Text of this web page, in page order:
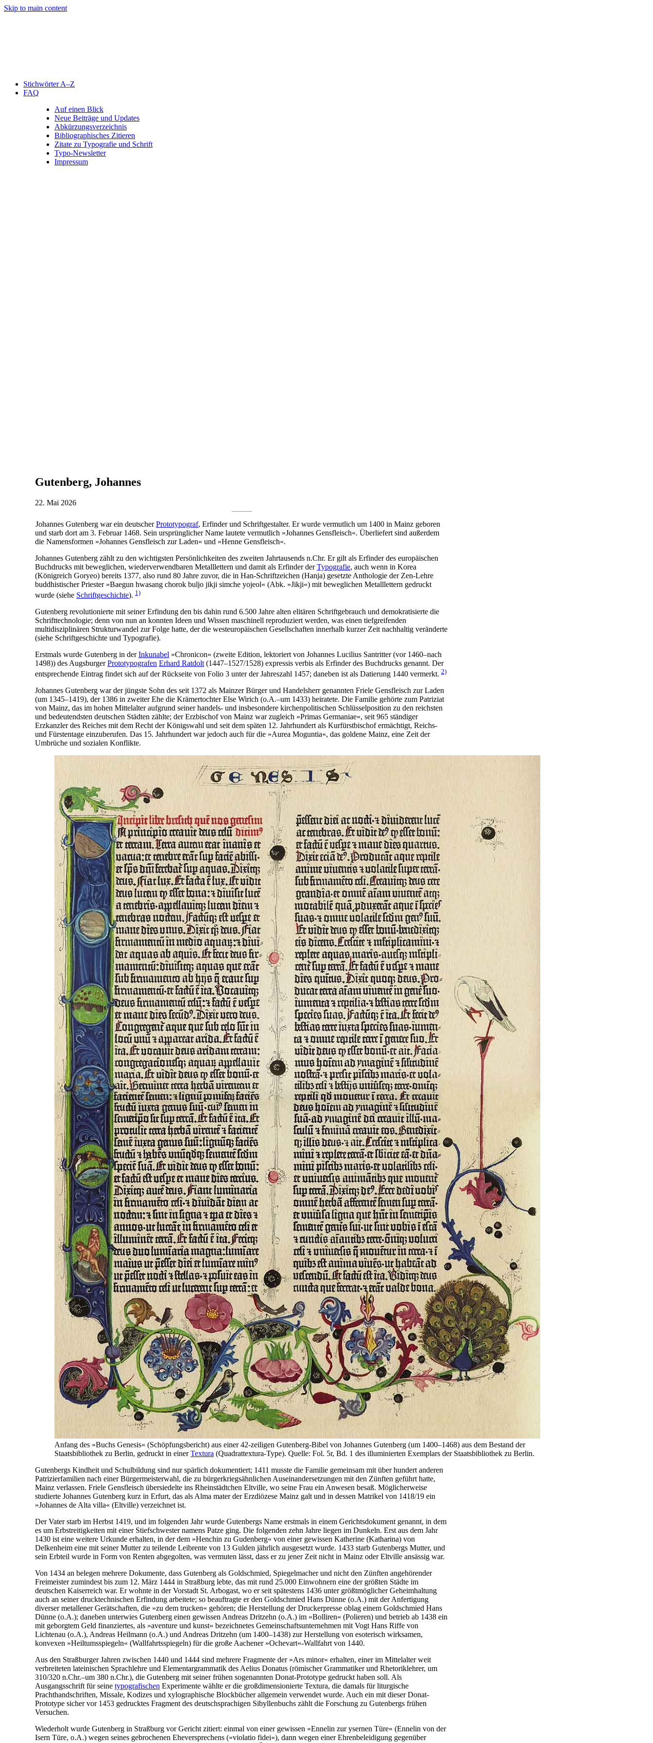
Skip to main content
Stichwörter A–Z
FAQ
Auf einen Blick
Neue Beiträge und Updates
Abkürzungsverzeichnis
Bibliographisches Zitieren
Zitate zu Typografie und Schrift
Typo-Newsletter
Impressum
Gutenberg, Johannes
22. Mai 2026
Johannes Gutenberg war ein deutscherPrototypograf, Erfinder und Schriftgestalter. Er wurde vermutlich um 1400 in Mainz geboren
und starb dort am 3. Februar 1468. Sein ursprünglicher Name lautete vermutlich »Johannes Gensfleisch«. Überliefert sind außerdem
die Namensformen »Johannes Gensfleisch zur Laden« und »Henne Gensfleisch«.
Johannes Gutenberg zählt zu den wichtigsten Persönlichkeiten des zweiten Jahrtausends n.Chr. Er gilt als Erfinder des europäischen
Buchdrucks mit beweglichen, wiederverwendbaren Metalllettern und damit als Erfinder derTypografie, auch wenn in Korea
(Königreich Goryeo) bereits 1377, also rund 80 Jahre zuvor, die in Han-Schriftzeichen (Hanja) gesetzte Anthologie der Zen-Lehre
buddhistischer Priester »Baegun hwasang chorok buljo jikji simche yojeol« (Abk. »Jikji«) mit beweglichen Metalllettern gedruckt
wurde (siehe Schriftgeschichte). 1)
Gutenberg revolutionierte mit seiner Erfindung den bis dahin rund 6.500 Jahre alten elitären Schriftgebrauch und demokratisierte die
Schrifttechnologie; denn von nun an konnten Ideen und Wissen maschinell reproduziert werden, was einen tiefgreifenden
multidisziplinären Strukturwandel zur Folge hatte, der die westeuropäischen Gesellschaften innerhalb kurzer Zeit nachhaltig veränderte
(siehe Schriftgeschichte und Typografie).
Erstmals wurde Gutenberg in derInkunabel »Chronicon« (zweite Edition, lektoriert von Johannes Lucilius Santritter (vor 1460–nach
1498)) des AugsburgerPrototypografen Erhard Ratdolt (1447–1527/1528) expressis verbis als Erfinder des Buchdrucks genannt. Der
entsprechende Eintrag findet sich auf der Rückseite von Folio 3 unter der Jahreszahl 1457; daneben ist als Datierung 1440 vermerkt. 2)
Johannes Gutenberg war der jüngste Sohn des seit 1372 als Mainzer Bürger und Handelsherr genannten Friele Gensfleisch zur Laden
(um 1345–1419), der 1386 in zweiter Ehe die Krämertochter Else Wirich (o.A.–um 1433) heiratete. Die Familie gehörte zum Patriziat
von Mainz, das im hohen Mittelalter aufgrund seiner handels- und insbesondere kirchenpolitischen Schlüsselposition zu den reichsten
und bedeutendsten deutschen Städten zählte; der Erzbischof von Mainz war zugleich »Primas Germaniae«, seit 965 ständiger
Erzkanzler des Reiches mit dem Recht der Königswahl und seit dem späten 12. Jahrhundert als Kurfürstbischof ermächtigt, Reichs-
und Fürstentage einzuberufen. Das 15. Jahrhundert war jedoch auch für die »Aurea Moguntia«, das goldene Mainz, eine Zeit der
Umbrüche und sozialen Konflikte.
Anfang des »Buchs Genesis« (Schöpfungsbericht) aus einer 42-zeiligen Gutenberg-Bibel von Johannes Gutenberg (um 1400–1468) aus dem Bestand der
Staatsbibliothek zu Berlin, gedruckt in einerTextura (Quadrattextura-Type). Quelle: Fol. 5r, Bd. 1 des illuminierten Exemplars der Staatsbibliothek zu Berlin.
Gutenbergs Kindheit und Schulbildung sind nur spärlich dokumentiert; 1411 musste die Familie gemeinsam mit über hundert anderen
Patrizierfamilien nach einer Bürgermeisterwahl, die zu bürgerkriegsähnlichen Auseinandersetzungen mit den Zünften geführt hatte,
Mainz verlassen. Friele Gensfleisch übersiedelte ins Rheinstädtchen Eltville, wo seine Frau ein Anwesen besaß. Möglicherweise
studierte Johannes Gutenberg kurz in Erfurt, das als Alma mater der Erzdiözese Mainz galt und in dessen Matrikel von 1418/19 ein
»Johannes de Alta villa« (Eltville) verzeichnet ist.
Der Vater starb im Herbst 1419, und im folgenden Jahr wurde Gutenbergs Name erstmals in einem Gerichtsdokument genannt, in dem
es um Erbstreitigkeiten mit einer Stiefschwester namens Patze ging. Die folgenden zehn Jahre liegen im Dunkeln. Erst aus dem Jahr
1430 ist eine weitere Urkunde erhalten, in der dem »Henchin zu Gudenberg« von einer gewissen Katherine (Katharina) von
Delkenheim eine mit seiner Mutter zu teilende Leibrente von 13 Gulden jährlich ausgesetzt wurde. 1433 starb Gutenbergs Mutter, und
sein Erbteil wurde in Form von Renten abgegolten, was vermuten lässt, dass er zu jener Zeit nicht in Mainz oder Eltville ansässig war.
Von 1434 an belegen mehrere Dokumente, dass Gutenberg als Goldschmied, Spiegelmacher und nicht den Zünften angehörender
Freimeister zumindest bis zum 12. März 1444 in Straßburg lebte, das mit rund 25.000 Einwohnern eine der größten Städte im
deutschen Kaiserreich war. Er wohnte in der Vorstadt St. Arbogast, wo er seit spätestens 1436 unter größtmöglicher Geheimhaltung
auch an seiner drucktechnischen Erfindung arbeitete; so beauftragte er den Goldschmied Hans Dünne (o.A.) mit der Anfertigung
diverser metallener Gerätschaften, die »zu dem trucken« gehören; die Herstellung der Druckerpresse oblag einem Goldschmied Hans
Dünne (o.A.); daneben unterwies Gutenberg einen gewissen Andreas Dritzehn (o.A.) im »Bolliren« (Polieren) und betrieb ab 1438 ein
mit geborgtem Geld finanziertes, als »aventure und kunst« bezeichnetes Gemeinschaftsunternehmen mit Vogt Hans Riffe von
Lichtenau (o.A.), Andreas Heilmann (o.A.) und Andreas Dritzehn (um 1400–1438) zur Herstellung von esoterisch wirksamen,
konvexen »Heiltumsspiegeln« (Wallfahrtsspiegeln) für die große Aachener »Ochevart«-Wallfahrt von 1440.
Aus den Straßburger Jahren zwischen 1440 und 1444 sind mehrere Fragmente der »Ars minor« erhalten, einer im Mittelalter weit
verbreiteten lateinischen Sprachlehre und Elementargrammatik des Aelius Donatus (römischer Grammatiker und Rhetoriklehrer, um
310/320 n.Chr.–um 380 n.Chr.), die Gutenberg mit seiner frühen sogenannten Donat-Prototype gedruckt haben soll. Als
Ausgangsschrift für seine typografischen Experimente wählte er die großdimensionierte Textura, die damals für liturgische
Prachthandschriften, Missale, Kodizes und xylographische Blockbücher allgemein verwendet wurde. Auch ein mit dieser Donat-
Prototype sicher vor 1453 gedrucktes Fragment des deutschsprachigen Sibyllenbuchs zählt die Forschung zu Gutenbergs frühen
Versuchen.
Wiederholt wurde Gutenberg in Straßburg vor Gericht zitiert: einmal von einer gewissen »Ennelin zur ysernen Türe« (Ennelin von der
Isern Türe, o.A.) wegen seines gebrochenen Eheversprechens (»violatio fidei«), dann wegen einer Ehrenbeleidigung gegenüber